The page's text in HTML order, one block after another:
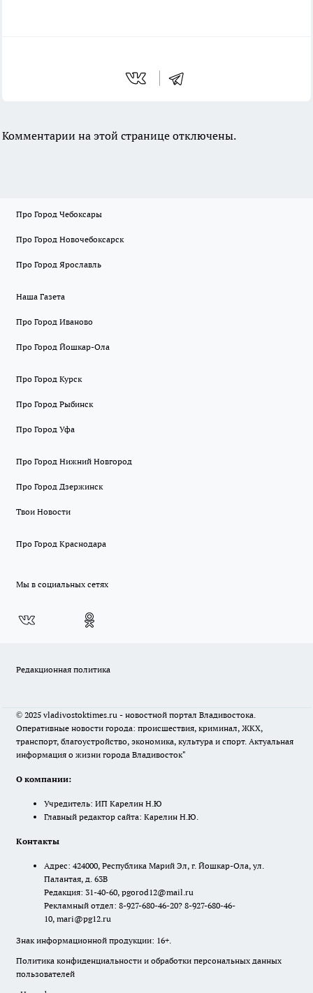
Комментарии на этой странице отключены.
Про Город Чебоксары
Про Город Новочебоксарск
Про Город Ярославль
Наша Газета
Про Город Иваново
Про Город Йошкар-Ола
Про Город Курск
Про Город Рыбинск
Про Город Уфа
Про Город Нижний Новгород
Про Город Дзержинск
Твои Новости
Про Город Краснодара
Мы в социальных сетях
Редакционная политика
© 2025 vladivostoktimes.ru - новостной портал Владивостока.
Оперативные новости города: происшествия, криминал, ЖКХ,
транспорт, благоустройство, экономика, культура и спорт. Актуальная
информация о жизни города Владивосток"
О компании:
Учредитель: ИП Карелин Н.Ю
Главный редактор сайта: Карелин Н.Ю.
Контакты
Адрес: 424000, Республика Марий Эл, г. Йошкар-Ола, ул.
Палантая, д. 63В
Редакция: 31-40-60, pgorod12@mail.ru
Рекламный отдел: 8-927-680-46-20? 8-927-680-46-
10, mari@pg12.ru
Знак информационной продукции: 16+.
Политика конфиденциальности и обработки персональных данных
пользователей